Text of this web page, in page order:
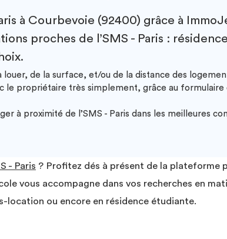
à Courbevoie (92400) grâce à
proches de l’SMS - Paris :
de la surface, et/ou de la distance des
le propriétaire très simplement, grâce au
à proximité de l’SMS - Paris dans les meilleures
- Paris ? Profitez dés à présent de la plateforme
vous accompagne dans vos recherches en
ou encore en résidence étudiante.